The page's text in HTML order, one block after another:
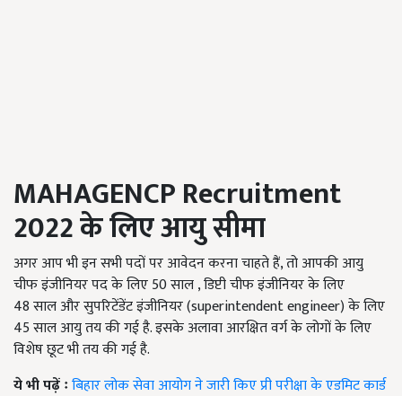
MAHAGENCP Recruitment
2022के लिए आयु सीमा
अगर आप भी इन सभी पदों पर आवेदन करना चाहते हैं, तो आपकी आयु
चीफ इंजीनियर पद के लिए 50 साल , डिप्टी चीफ इंजीनियर के लिए
48 साल और सुपरिटेंडेंट इंजीनियर (superintendent engineer) के लिए
45 साल आयु तय की गई है. इसके अलावा आरक्षित वर्ग के लोगों के लिए
विशेष छूट भी तय की गई है.
ये भी पढ़ें ःबिहार लोक सेवा आयोग ने जारी किए प्री परीक्षा के एडमिट कार्ड